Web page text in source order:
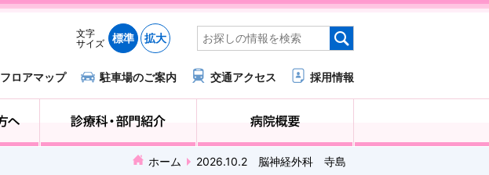
文字
サイズ
標準 拡大
フロアマップ 駐車場のご案内 交通アクセス 採用情報
ホーム 2026.10.2 脳神経外科 寺島